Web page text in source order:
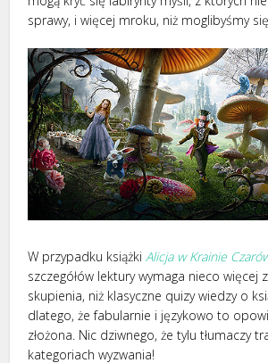
sprawy, i więcej mroku, niż moglibyśmy
W przypadku książkiAlicja w Krainie
szczegółów lektury wymaga nieco więcej
skupienia, niż klasyczne quizy wiedzy o
dlatego, że fabularnie i językowo to
złożona. Nic dziwnego, że tylu tłumaczy
kategoriach wyzwania!